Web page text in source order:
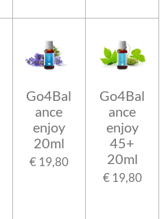
Go4Bal
ance
enjoy
20ml
€ 19,80
Go4Bal
ance
enjoy
45+
20ml
€ 19,80